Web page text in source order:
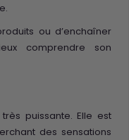
ou d’enchaîner
comprendre son
puissante. Elle est
des sensations